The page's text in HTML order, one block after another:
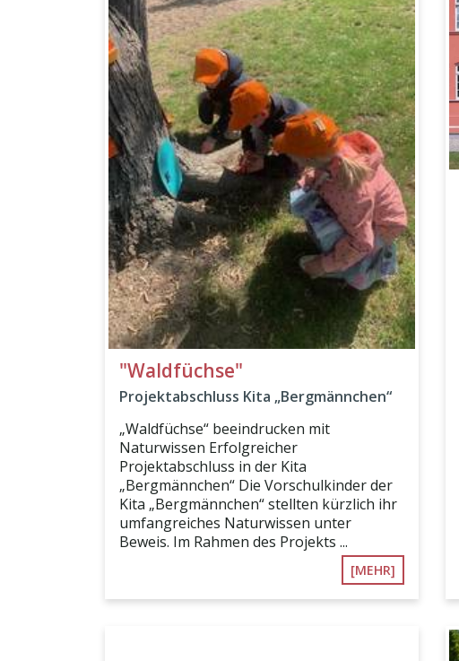
"Waldfüchse"
Projektabschluss Kita „Bergmännchen“
„Waldfüchse“ beeindrucken mit
Naturwissen Erfolgreicher
Projektabschluss in der Kita
„Bergmännchen“ Die Vorschulkinder der
Kita „Bergmännchen“ stellten kürzlich ihr
umfangreiches Naturwissen unter
Beweis. Im Rahmen des Projekts ...
[MEHR]